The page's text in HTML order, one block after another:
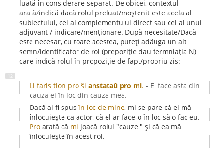
luată în considerare separat. De obicei, contextul
arată/indică dacă rolul preluat/moștenit este acela al
subiectului, cel al complementului direct sau cel al unui
adjuvant / indicare/menționare. După necesitate/Dacă
este necesar, cu toate acestea, puteți adăuga un alt
semn/identificator de rol (prepoziție dau termniația N)
care indică rolul în propoziție de fapt/propriu zis:
Li faris tion pro ŝi anstataŭ pro mi. - El face asta din
cauza ei în loc din cauza mea.
Dacă ai fi spusîn loc de mine, mi se pare că el mă
înlocuiește ca actor, că el ar face-o în loc să o fac eu.
Pro arată că mi joacă rolul "cauzei" și că ea mă
înlocuiește în acest rol.